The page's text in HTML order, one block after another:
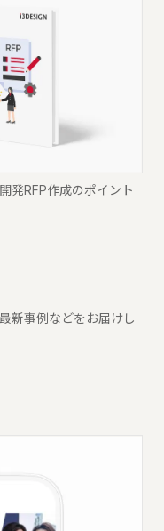
発RFP作成のポイント
新事例などをお届けし